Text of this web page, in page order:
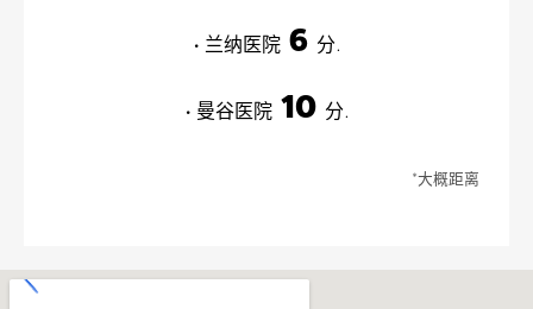
• 兰纳医院6 分.
• 曼谷医院10 分.
*大概距离